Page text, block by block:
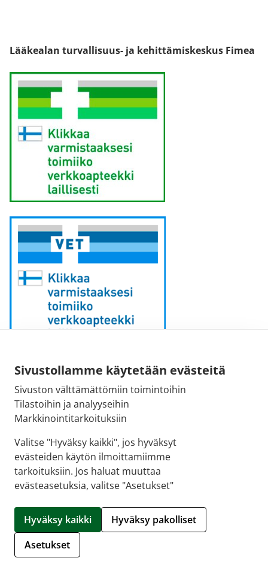
Sivustollamme käytetään evästeitä
Sivuston välttämättömiin toimintoihin
Tilastoihin ja analyyseihin
Markkinointitarkoituksiin
Valitse "Hyväksy kaikki", jos hyväksyt
evästeiden käytön ilmoittamiimme
tarkoituksiin. Jos haluat muuttaa
evästeasetuksia, valitse "Asetukset"
Hyväksy kaikki
Hyväksy pakolliset
Asetukset
Lääkealan turvallisuus- ja kehittämiskeskus Fimea
Sähköpostiosoite:
kirjaamo [at] fimea.fi
Fimean vaihde:
029 522 3341
Hallitse evästeitä